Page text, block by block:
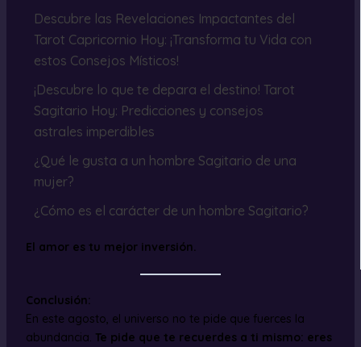
Descubre las Revelaciones Impactantes del
Tarot Capricornio Hoy: ¡Transforma tu Vida con
estos Consejos Místicos!
¡Descubre lo que te depara el destino! Tarot
Sagitario Hoy: Predicciones y consejos
astrales imperdibles
¿Qué le gusta a un hombre Sagitario de una
mujer?
¿Cómo es el carácter de un hombre Sagitario?
El amor es tu mejor inversión.
Conclusión:
En este agosto, el universo no te pide que fuerces la
abundancia. Te pide que te recuerdes a ti mismo: eres